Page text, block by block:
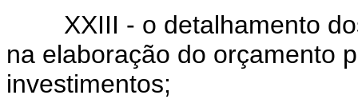
XXIII - o detalhamento dos
na elaboração do orçamento
investimentos;